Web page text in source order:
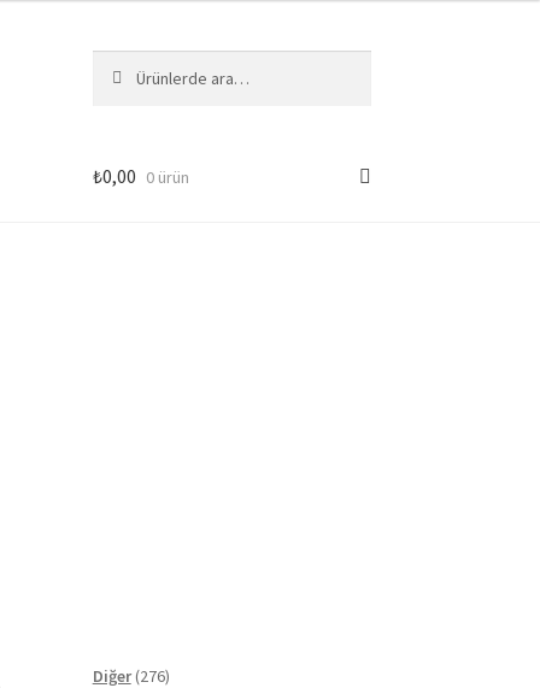
₺0,00 0 ürün
Diğer 276276